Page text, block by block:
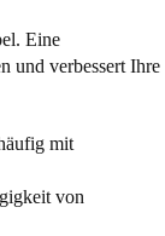
Eine
und verbessert Ihre
mit
von